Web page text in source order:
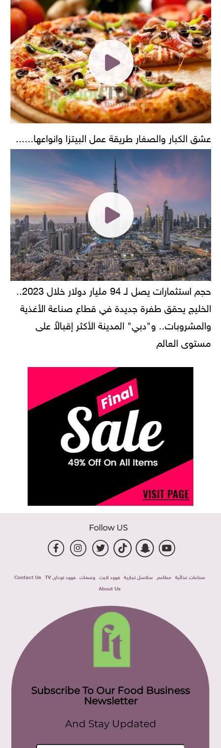
عشق الكبار والصغار طريقة عمل البيتزا وانواعها......
الخليج يحقق طفرة جديدة في قطاع صناعة الأغذية
والمشروبات.. و"دبي" المدينة الأكثر إقبالاً على
مستوى العالم
Follow US
صناعات غذائية مطاعم سلاسل تجارية فوود لايت وصفات فوود توداى TV
Contact Us
About Us
Subscribe To Our Food Business
Newsletter
And Stay Updated